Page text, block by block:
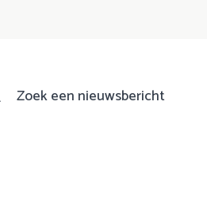
Zoek een nieuwsbericht